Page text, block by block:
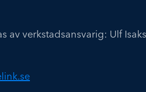
av verkstadsansvarig: Ulf